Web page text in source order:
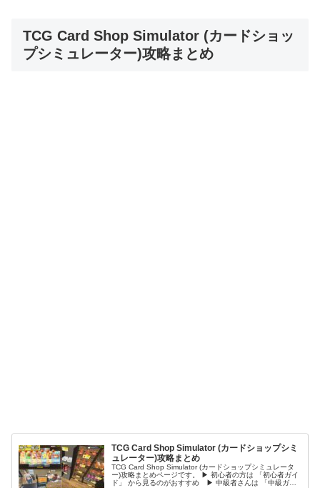
TCG Card Shop Simulator (カードショッ
プシミュレーター)攻略まとめ
TCG Card Shop Simulator (カードショップシミ
ュレーター)攻略まとめ
TCG Card Shop Simulator (カードショップシミュレータ
ー)攻略まとめページです。 ▶ 初心者の方は 「初心者ガイ
ド」 から見るのがおすすめ ▶ 中級者さんは 「中級ガイ